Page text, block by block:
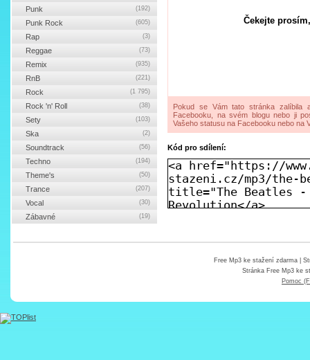
Čekejte
Pokud se Vám tato stránka zalíbila
Facebooku, na svém blogu nebo ji
Vašeho statusu na Facebooku nebo na
Kód pro sdílení:
Punk (192)
Punk Rock (605)
Rap (3)
Reggae (73)
Remix (935)
RnB (221)
Rock (1 795)
Rock 'n' Roll (38)
Sety (103)
Ska (2)
Soundtrack (56)
Techno (194)
Theme's (50)
Trance (207)
Vocal (30)
Zábavné (19)
Free Mp3 ke stažení zdarma|
Stránka Free Mp3 ke
Pomoc